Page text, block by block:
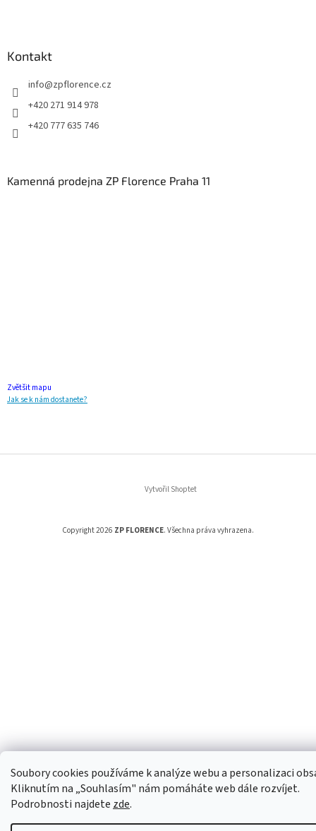
Soubory cookies používáme k analýze webu a personalizaci
Kliknutím na „Souhlasím" nám pomáháte web dále rozvíjet.
Podrobnosti najdete zde.
Kontakt
info@zpflorence.cz
+420 271 914 978
+420 777 635 746
Kamenná prodejna ZP Florence Praha 11
Zvětšit mapu
Jak se k nám dostanete?
Vytvořil Shoptet
Copyright 2026 ZP FLORENCE. Všechna práva vyhrazena.